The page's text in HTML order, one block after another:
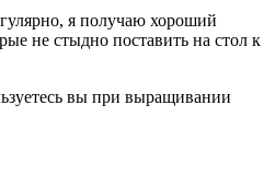
я получаю хороший
не стыдно поставить на стол к
вы при выращивании